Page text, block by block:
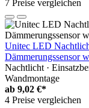
7 Preise vergleichen
Unitec LED
Dämmerungssensor
Nachtlicht ·
Wandmontage
ab 9,02 €*
4 Preise vergleichen